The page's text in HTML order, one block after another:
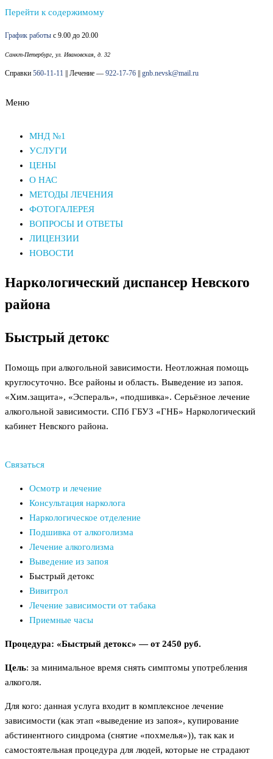
Перейти к содержимому
График работы с 9.00 до 20.00
Санкт-Петербург, ул. Ивановская, д. 32
Справки 560-11-11 || Лечение — 922-17-76 gnb.nevsk@mail.ru
Меню
МНД №1
УСЛУГИ
ЦЕНЫ
О НАС
МЕТОДЫ ЛЕЧЕНИЯ
ФОТОГАЛЕРЕЯ
ВОПРОСЫ И ОТВЕТЫ
ЛИЦЕНЗИИ
НОВОСТИ
Наркологический диспансер Невского
района
Быстрый детокс
Помощь при алкогольной зависимости. Неотложная помощь
круглосуточно. Все районы и область. Выведение из запоя.
«Хим.защита», «Эспераль», «подшивка». Серьёзное лечение
алкогольной зависимости. СПб ГБУЗ «ГНБ» Наркологический
кабинет Невского района.
Связаться
Осмотр и лечение
Консультация нарколога
Наркологическое отделение
Подшивка от алкоголизма
Лечение алкоголизма
Выведение из запоя
Быстрый детокс
Вивитрол
Лечение зависимости от табака
Приемные часы
Процедура: «Быстрый детокс» — от 2450 руб.
Цель: за минимальное время снять симптомы употребления
алкоголя.
Для кого: данная услуга входит в комплексное лечение
зависимости (как этап «выведение из запоя», купирование
абстинентного синдрома (снятие «похмелья»)), так как и
самостоятельная процедура для людей, которые не страдают